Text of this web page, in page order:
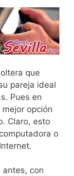
que
pareja ideal
Pues en
opción
Claro, esto
o
antes, con